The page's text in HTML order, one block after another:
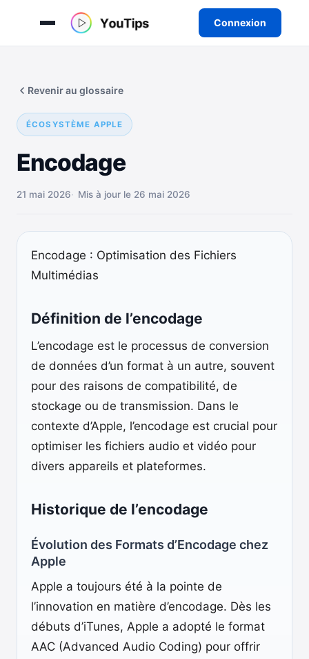
Connexion
contenu
ÉCOSYSTÈME APPLE
Encodage
Revenir au glossaire
21 mai 2026 Mis à jour le 26 mai 2026
Encodage : Optimisation des Fichiers
Multimédias
Définition de l’encodage
L’encodage est le processus de conversion
de données d’un format à un autre, souvent
pour des raisons de compatibilité, de
stockage ou de transmission. Dans le
contexte d’Apple, l’encodage est crucial pour
optimiser les fichiers audio et vidéo pour
divers appareils et plateformes.
Historique de l’encodage
Évolution des Formats d’Encodage chez
Apple
Apple a toujours été à la pointe de
l’innovation en matière d’encodage. Dès les
débuts d’iTunes, Apple a adopté le format
AAC (Advanced Audio Coding) pour offrir